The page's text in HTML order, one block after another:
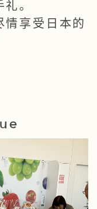
。
情享受日本的